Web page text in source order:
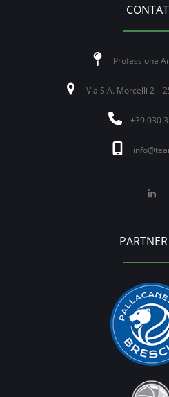
Professione
Via S.A. Morcelli 2 –
+39 030